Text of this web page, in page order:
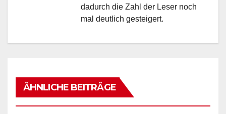
dadurch die Zahl der Leser noch
mal deutlich gesteigert.
ÄHNLICHE BEITRÄGE